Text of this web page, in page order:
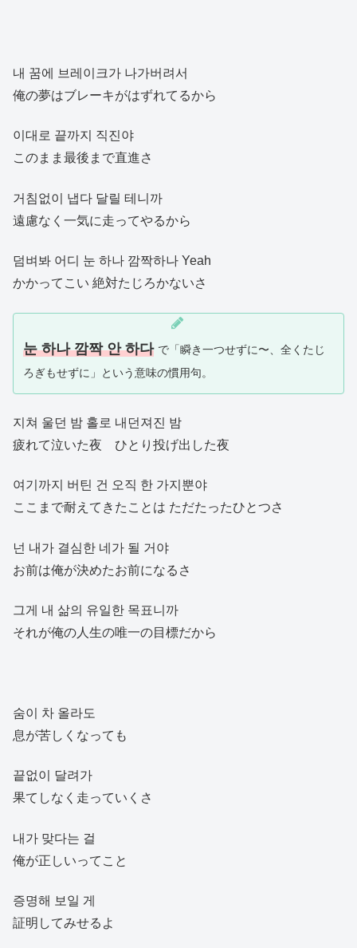
내 꿈에 브레이크가 나가버려서
俺の夢はブレーキがはずれてるから
이대로 끝까지 직진야
このまま最後まで直進さ
거침없이 냅다 달릴 테니까
遠慮なく一気に走ってやるから
덤벼봐 어디 눈 하나 깜짝하나 Yeah
かかってこい 絶対たじろかないさ
눈 하나 깜짝 안 하다 で「瞬き一つせずに〜、全くたじ
ろぎもせずに」という意味の慣用句。
지쳐 울던 밤 홀로 내던져진 밤
疲れて泣いた夜 ひとり投げ出した夜
여기까지 버틴 건 오직 한 가지뿐야
ここまで耐えてきたことは ただたったひとつさ
넌 내가 결심한 네가 될 거야
お前は俺が決めたお前になるさ
그게 내 삶의 유일한 목표니까
それが俺の人生の唯一の目標だから
숨이 차 올라도
息が苦しくなっても
끝없이 달려가
果てしなく走っていくさ
내가 맞다는 걸
俺が正しいってこと
증명해 보일 게
証明してみせるよ